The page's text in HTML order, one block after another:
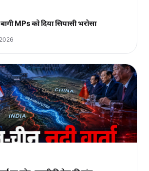
MPs को दिया सियासी भरोसा